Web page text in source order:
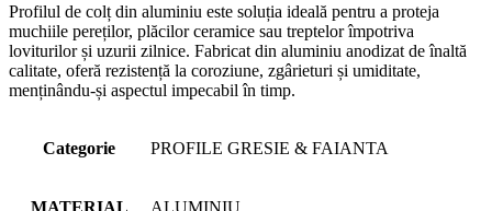
Profilul de colț din aluminiu este soluția ideală pentru a proteja
muchiile pereților, plăcilor ceramice sau treptelor împotriva
loviturilor și uzurii zilnice. Fabricat din aluminiu anodizat de înaltă
calitate, oferă rezistență la coroziune, zgârieturi și umiditate,
menținându-și aspectul impecabil în timp.
Categorie PROFILE GRESIE & FAIANTA
MATERIAL ALUMINIU